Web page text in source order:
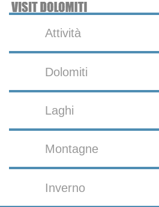
Attività
Dolomiti
Laghi
Montagne
Inverno